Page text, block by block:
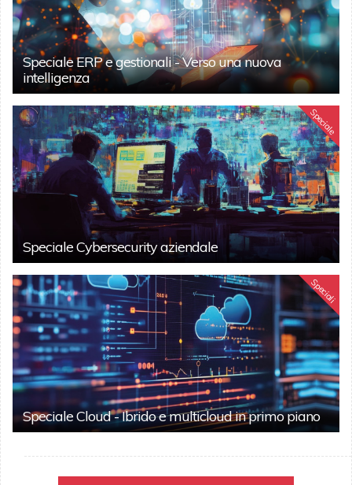
Speciale ERP e gestionali - Verso una nuova
intelligenza
Speciale
Speciale Cybersecurity aziendale
Speciali
Speciale Cloud - Ibrido e multicloud in primo piano